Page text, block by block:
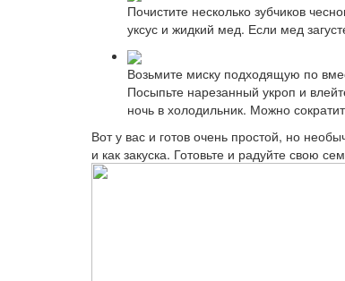
Почистите несколько зубчиков
уксус и жидкий мед. Если мед
Возьмите миску подходящую по
Посыпьте нарезанный укроп и
ночь в холодильник. Можно
Вот у вас и готов очень простой, но
и как закуска. Готовьте и радуйте свою